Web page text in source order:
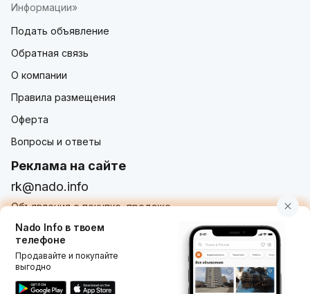
Информации»
Подать объявление
Обратная связь
О компании
Правила размещения
Оферта
Вопросы и ответы
Реклама на сайте
rk@nado.info
Объявления о покупке, продаже,
услугах от частных лиц и организаций
Использование nado.info, в том числе и размещение
Nado Info в твоем
телефоне
Продавайте и покупайте
выгодно